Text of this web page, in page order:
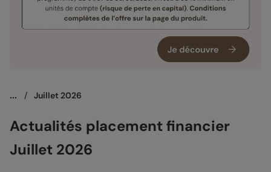
... / Juillet 2026
Actualités placement financier
Juillet 2026